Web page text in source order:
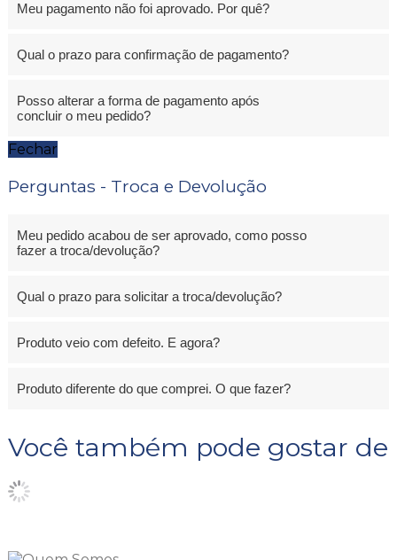
Meu pagamento não foi aprovado. Por quê?
Qual o prazo para confirmação de pagamento?
Posso alterar a forma de pagamento após
concluir o meu pedido?
Fechar
Perguntas - Troca e Devolução
Meu pedido acabou de ser aprovado, como posso
fazer a troca/devolução?
Qual o prazo para solicitar a troca/devolução?
Produto veio com defeito. E agora?
Produto diferente do que comprei. O que fazer?
Você também pode gostar de